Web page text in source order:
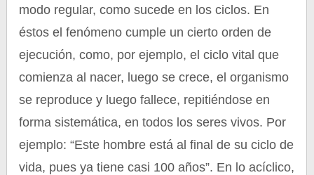
modo regular, como sucede en los ciclos. En
éstos el fenómeno cumple un cierto orden de
ejecución, como, por ejemplo, el ciclo vital que
comienza al nacer, luego se crece, el organismo
se reproduce y luego fallece, repitiéndose en
forma sistemática, en todos los seres vivos. Por
ejemplo: “Este hombre está al final de su ciclo de
vida, pues ya tiene casi 100 años”. En lo acíclico,